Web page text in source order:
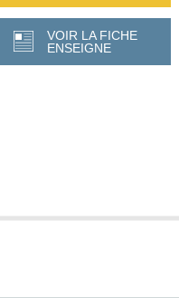
VOIR LA FICHE
ENSEIGNE